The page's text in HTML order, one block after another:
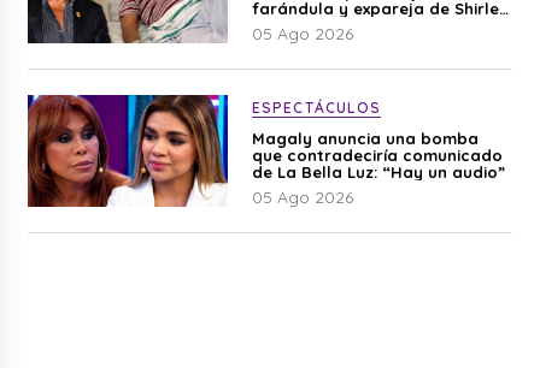
farándula y expareja de Shirley
Cherres
05 Ago 2026
ESPECTÁCULOS
Magaly anuncia una bomba
que contradeciría comunicado
de La Bella Luz: “Hay un audio”
05 Ago 2026